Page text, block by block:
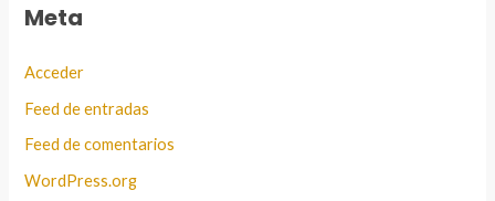
Meta
Acceder
Feed de entradas
Feed de comentarios
WordPress.org